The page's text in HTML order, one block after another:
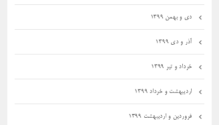
دی و بهمن ۱۳۹۹
آذر و دی ۱۳۹۹
خرداد و تیر ۱۳۹۹
اردیبهشت و خرداد ۱۳۹۹
فروردین و اردیبهشت ۱۳۹۹